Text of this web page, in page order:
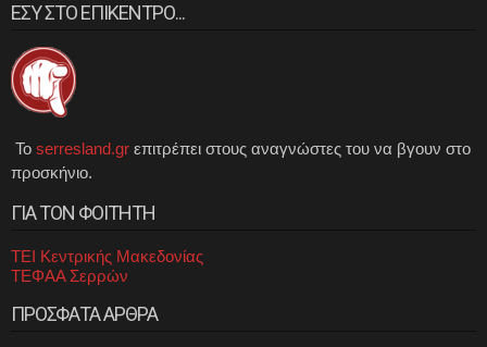
ΕΣΥ ΣΤΟ ΕΠΙΚΕΝΤΡΟ...
Το serresland.gr επιτρέπει στους αναγνώστες του να βγουν στο
προσκήνιο.
ΓΙΑ ΤΟΝ ΦΟΙΤΗΤΗ
ΤΕΙ Κεντρικής Μακεδονίας
ΤΕΦΑΑ Σερρών
ΠΡΟΣΦΑΤΑ ΑΡΘΡΑ